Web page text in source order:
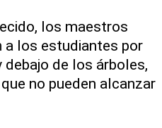
los maestros
a los estudiantes por
debajo de los árboles,
no pueden alcanzar